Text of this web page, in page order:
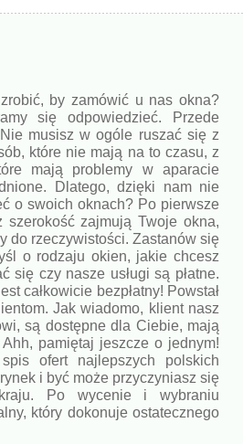
by zamówić u nas okna?
się odpowiedzieć. Przede
musisz w ogóle ruszać się z
które nie mają na to czasu, z
mają problemy w aparacie
Dlatego, dzięki nam nie
o swoich oknach? Po pierwsze
szerokość zajmują Twoje okna,
do rzeczywistości. Zastanów się
o rodzaju okien, jakie chcesz
się czy nasze usługi są płatne.
całkowicie bezpłatny! Powstał
Jak wiadomo, klient nasz
są dostępne dla Ciebie, mają
pamiętaj jeszcze o jednym!
ofert najlepszych polskich
i być może przyczyniasz się
Po wycenie i wybraniu
który dokonuje ostatecznego